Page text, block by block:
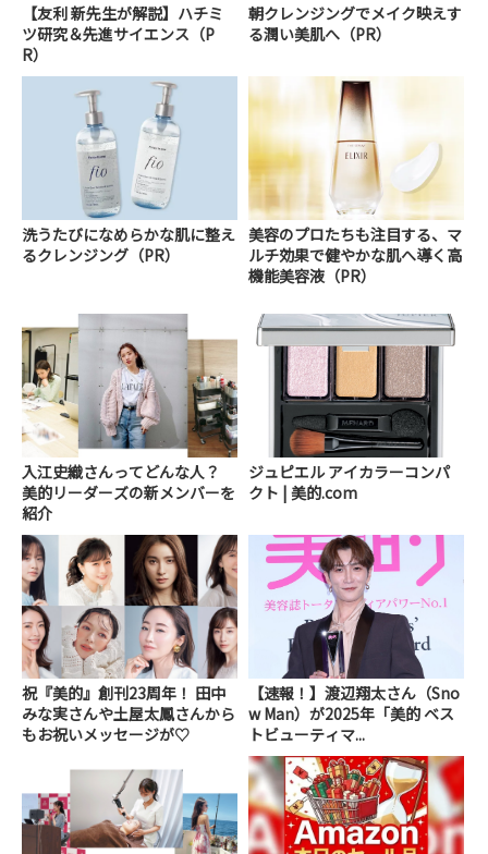
【友利 新先生が解説】ハチミ
ツ研究＆先進サイエンス（P
R）
朝クレンジングでメイク映えす
る潤い美肌へ（PR）
洗うたびになめらかな肌に整え
るクレンジング（PR）
美容のプロたちも注目する、マ
ルチ効果で健やかな肌へ導く高
機能美容液（PR）
入江史織さんってどんな人？
美的リーダーズの新メンバーを
紹介
ジュピエル アイカラーコンパ
クト | 美的.com
祝『美的』創刊23周年！ 田中
みな実さんや土屋太鳳さんから
もお祝いメッセージが♡
【速報！】渡辺翔太さん（Sno
w Man）が2025年「美的 ベス
トビューティマ...